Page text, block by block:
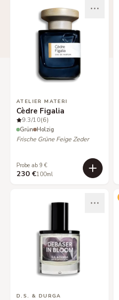
ATELIER MATERI
Cèdre Figalia
9.3/10(6)
Grün Holzig
Frische Grüne Feige Zeder
Probe ab 9 €
230 €100ml
D.S. & DURGA